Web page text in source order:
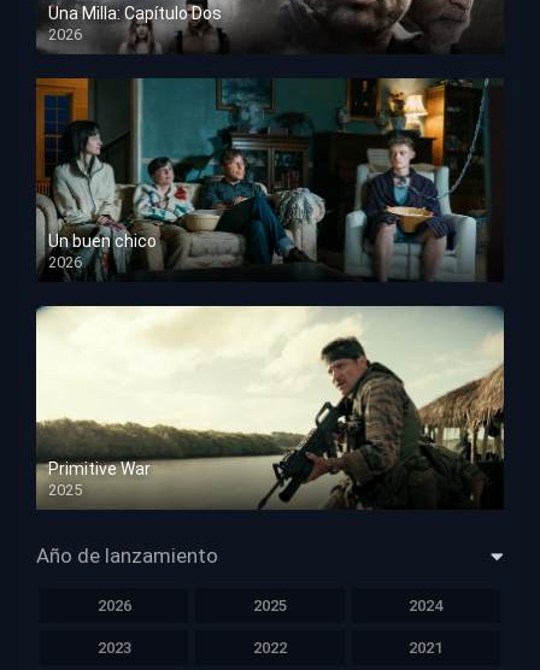
Una Milla: Capítulo Dos
2026
HD 1080p
Un buen chico
2026
HD 1080p
Primitive War
2025
HD 1080p
Año de lanzamiento
2026 2025 2024
2023 2022 2021